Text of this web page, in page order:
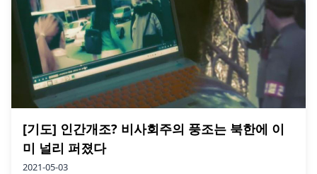
[기도] 인간개조? 비사회주의 풍조는 북한에 이
미 널리 퍼졌다
2021-05-03